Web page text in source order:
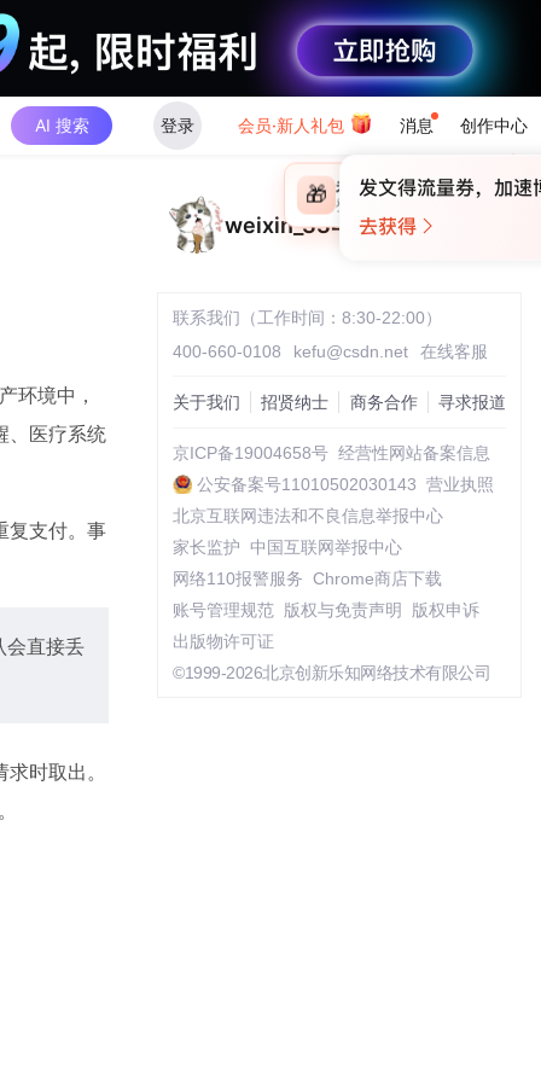
AI 搜索 登录 会员·新人礼包 消息 创作中心
×
🎁 未登录
登录领取最高
环境中，
、医疗系统
复支付。事
会直接丢
时取出。
weixin_33491377
联系我们（工作时间：8:30-22:00）
400-660-0108
kefu@csdn.net 在线客服
关于我们 招贤纳士 商务合作 寻求报道
京ICP备19004658号 经营性网站备案信息
公安备案号11010502030143 营业执照
北京互联网违法和不良信息举报中心
家长监护
中国互联网举报中心
网络110报警服务 Chrome商店下载
账号管理规范
版权与免责声明
版权申诉
出版物许可证
©1999-2026北京创新乐知网络技术有限公司